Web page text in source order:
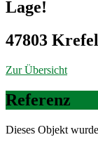
Lage!
47803
Zur Übersicht
Referenz
Dieses Objekt